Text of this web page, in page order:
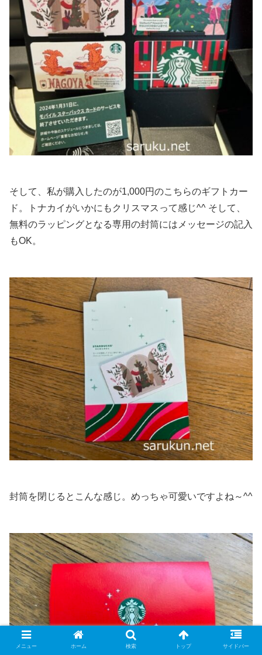
そして、私が購入したのが1,000円のこちらのギフトカー
ド。トナカイがいかにもクリスマスって感じ^^ そして、
無料のラッピングとなる専用の封筒にはメッセージの記入
もOK。
封筒を閉じるとこんな感じ。めっちゃ可愛いですよね～^^
メニュー ホーム 検索 トップ サイドバー